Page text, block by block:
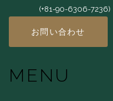
(+81-90-6306-7236)
お問い合わせ
MENU